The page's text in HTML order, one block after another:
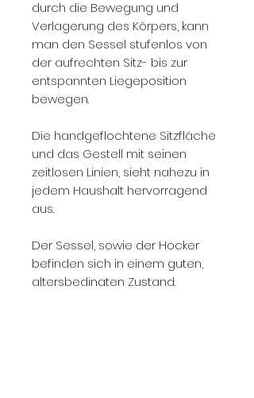
durch die Bewegung und
Verlagerung des Körpers, kann
man den Sessel stufenlos von
der aufrechten Sitz- bis zur
entspannten Liegeposition
bewegen.
Die handgeflochtene Sitzfläche
und das Gestell mit seinen
zeitlosen Linien, sieht nahezu in
jedem Haushalt hervorragend
aus.
Der Sessel, sowie der Hocker
befinden sich in einem guten,
altersbedingten Zustand.